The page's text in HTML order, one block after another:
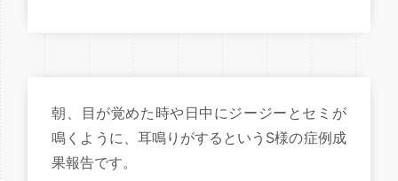
朝、目が覚めた時や日中にジージーとセミが
鳴くように、耳鳴りがするというS様の症例成
果報告です。